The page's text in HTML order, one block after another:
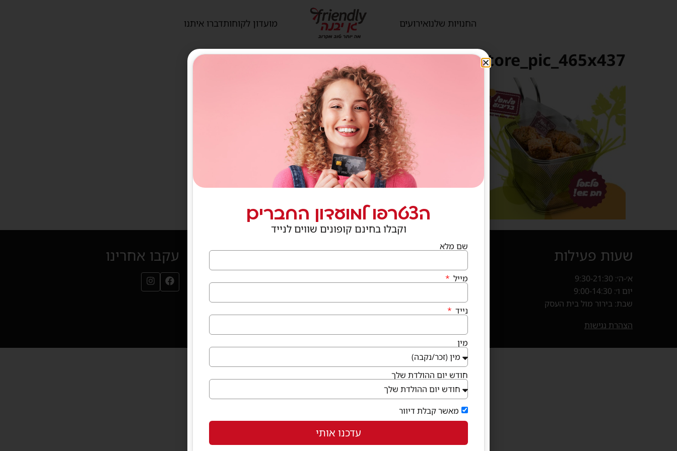
החנויות שלנואירועים מועדון לקוחותדברו איתנו
falafel2_store_pic_465x437
שעות פעילות
א׳-ה׳: 9:30-21:30
יום ו׳: 9:00-14:30
שבת: בירור מול בית העסק
הצהרת נגישות
איך מגיעים
קניון פרנדלי גן יבנה, המגינים 56
בואו לבקר
שירותי הקניון עקבו אחרינו
עמוד הפייסבוק שלנו (נפתח בחלון חדש)
עמוד האינסטגרם שלנו (נפתח בחלון
הצטרפו למועדון החברים
וקבלו בחינם קופונים שווים לנייד
שם מלא
מייל
נייד
מין
חודש יום ההולדת שלך
מאשר קבלת דיוור
עדכנו אותי